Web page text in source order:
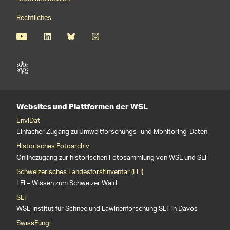
Rechtliches
Websites und Plattformen der WSL
EnviDat
Einfacher Zugang zu Umweltforschungs- und Monitoring-Daten
Historisches Fotoarchiv
Onlinezugang zur historischen Fotosammlung von WSL und SLF
Schweizerisches Landesforstinventar (LFI)
LFI – Wissen zum Schweizer Wald
SLF
WSL-Institut für Schnee und Lawinenforschung SLF in Davos
SwissFungi